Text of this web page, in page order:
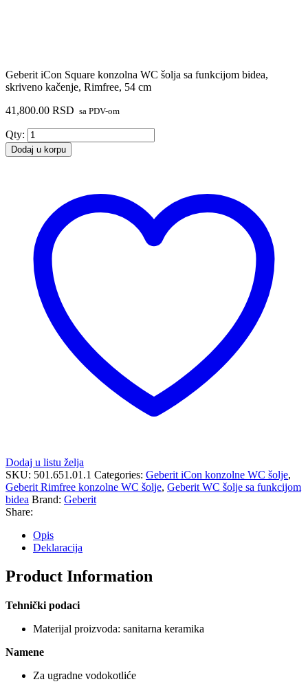
Geberit iCon Square konzolna WC šolja sa funkcijom bidea,
skriveno kačenje, Rimfree, 54 cm
41,800.00 RSD sa PDV-om
Qty: Geberit
iCon
Square
funkcijom
bidea,
skriveno
kačenje,
Rimfree,
54
cm
količina
Dodaj u korpu
Dodaj u listu želja
SKU: 501.651.01.1 Categories: Geberit iCon konzolne WC šolje,
Geberit Rimfree konzolne WC šolje, Geberit WC šolje sa funkcijom
bidea Brand: Geberit
Share:
Opis
Deklaracija
Product Information
Tehnički podaci
Materijal proizvoda: sanitarna keramika
Namene
Za ugradne vodokotliće